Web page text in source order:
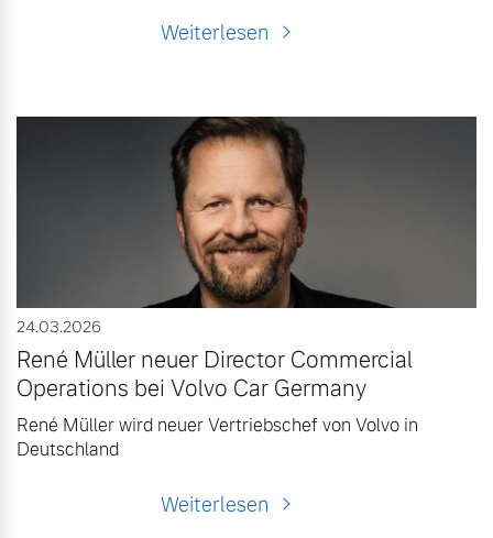
Weiterlesen
24.03.2026
René Müller neuer Director Commercial
Operations bei Volvo Car Germany
René Müller wird neuer Vertriebschef von Volvo in
Deutschland
Weiterlesen